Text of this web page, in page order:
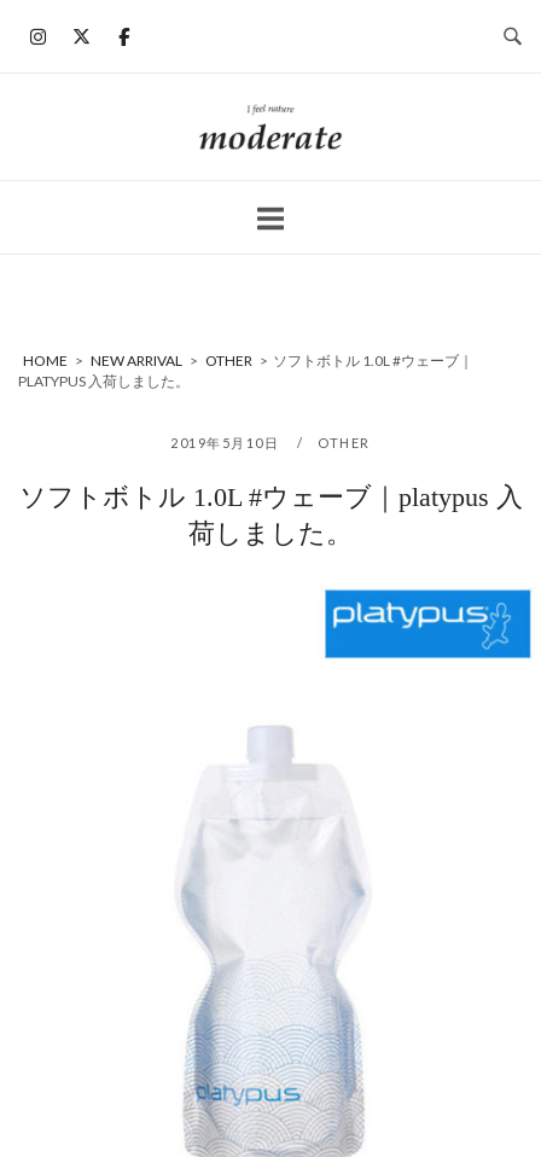
ホ
ー
HOME > NEW ARRIVAL > OTHER > ソフトボトル 1.0L #ウェーブ｜
PLATYPUS 入荷しました。
2019年5月10日 OTHER
ソフトボトル 1.0L #ウェーブ｜platypus 入
荷しました。